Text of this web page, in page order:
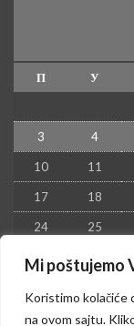
Mi poštujemo
Koristimo kolačiće
na ovom sajtu.
П У
3 4
10 11
17 18
24 25
31